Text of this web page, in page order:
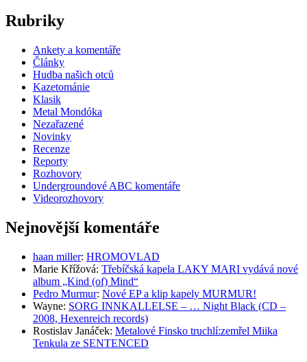
Rubriky
Ankety a komentáře
Články
Hudba našich otců
Kazetománie
Klasik
Metal Mondóka
Nezařazené
Novinky
Recenze
Reporty
Rozhovory
Undergroundové ABC komentáře
Videorozhovory
Nejnovější komentáře
haan miller: HROMOVLAD
Marie Křížová: Třebíčská kapela LAKY MARI vydává nové
album „Kind (of) Mind“
Pedro Murmur: Nové EP a klip kapely MURMUR!
Wayne: SORG INNKALLELSE – … Night Black (CD –
2008, Hexenreich records)
Rostislav Janáček: Metalové Finsko truchlí:zemřel Miika
Tenkula ze SENTENCED